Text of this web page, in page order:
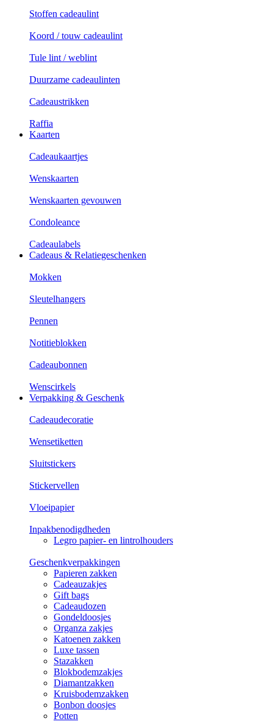
Stoffen cadeaulint
Koord / touw cadeaulint
Tule lint / weblint
Duurzame cadeaulinten
Cadeaustrikken
Raffia
Kaarten
Cadeaukaartjes
Wenskaarten
Wenskaarten gevouwen
Condoleance
Cadeaulabels
Cadeaus & Relatiegeschenken
Mokken
Sleutelhangers
Pennen
Notitieblokken
Cadeaubonnen
Wenscirkels
Verpakking & Geschenk
Cadeaudecoratie
Wensetiketten
Sluitstickers
Stickervellen
Vloeipapier
Inpakbenodigdheden
Legro papier- en lintrolhouders
Geschenkverpakkingen
Papieren zakken
Cadeauzakjes
Gift bags
Cadeaudozen
Gondeldoosjes
Organza zakjes
Katoenen zakken
Luxe tassen
Stazakken
Blokbodemzakjes
Diamantzakken
Kruisbodemzakken
Bonbon doosjes
Potten